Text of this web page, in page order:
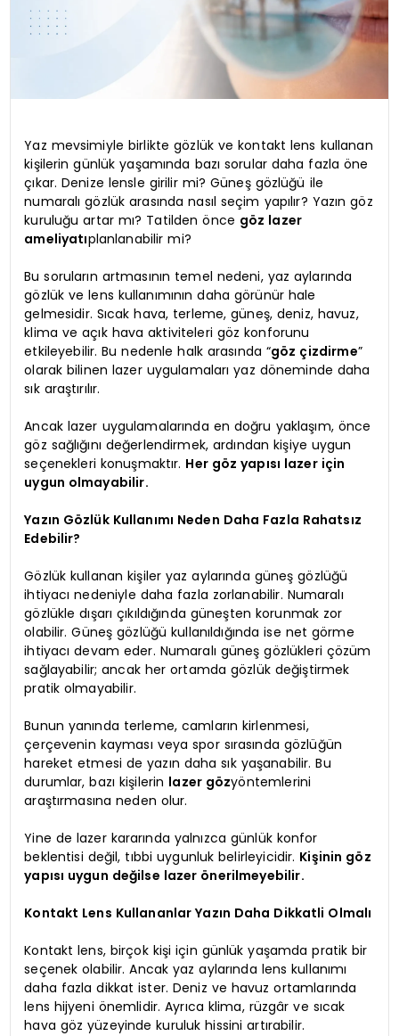
Yaz mevsimiyle birlikte gözlük ve kontakt lens kullanan
kişilerin günlük yaşamında bazı sorular daha fazla öne
çıkar. Denize lensle girilir mi? Güneş gözlüğü ile
numaralı gözlük arasında nasıl seçim yapılır? Yazın göz
kuruluğu artar mı? Tatilden önce göz lazer
ameliyatıplanlanabilir mi?
Bu soruların artmasının temel nedeni, yaz aylarında
gözlük ve lens kullanımının daha görünür hale
gelmesidir. Sıcak hava, terleme, güneş, deniz, havuz,
klima ve açık hava aktiviteleri göz konforunu
etkileyebilir. Bu nedenle halk arasında “göz çizdirme”
olarak bilinen lazer uygulamaları yaz döneminde daha
sık araştırılır.
Ancak lazer uygulamalarında en doğru yaklaşım, önce
göz sağlığını değerlendirmek, ardından kişiye uygun
seçenekleri konuşmaktır. Her göz yapısı lazer için
uygun olmayabilir.
Yazın Gözlük Kullanımı Neden Daha Fazla Rahatsız
Edebilir?
Gözlük kullanan kişiler yaz aylarında güneş gözlüğü
ihtiyacı nedeniyle daha fazla zorlanabilir. Numaralı
gözlükle dışarı çıkıldığında güneşten korunmak zor
olabilir. Güneş gözlüğü kullanıldığında ise net görme
ihtiyacı devam eder. Numaralı güneş gözlükleri çözüm
sağlayabilir; ancak her ortamda gözlük değiştirmek
pratik olmayabilir.
Bunun yanında terleme, camların kirlenmesi,
çerçevenin kayması veya spor sırasında gözlüğün
hareket etmesi de yazın daha sık yaşanabilir. Bu
durumlar, bazı kişilerin lazer gözyöntemlerini
araştırmasına neden olur.
Yine de lazer kararında yalnızca günlük konfor
beklentisi değil, tıbbi uygunluk belirleyicidir. Kişinin göz
yapısı uygun değilse lazer önerilmeyebilir.
Kontakt Lens Kullananlar Yazın Daha Dikkatli Olmalı
Kontakt lens, birçok kişi için günlük yaşamda pratik bir
seçenek olabilir. Ancak yaz aylarında lens kullanımı
daha fazla dikkat ister. Deniz ve havuz ortamlarında
lens hijyeni önemlidir. Ayrıca klima, rüzgâr ve sıcak
hava göz yüzeyinde kuruluk hissini artırabilir.